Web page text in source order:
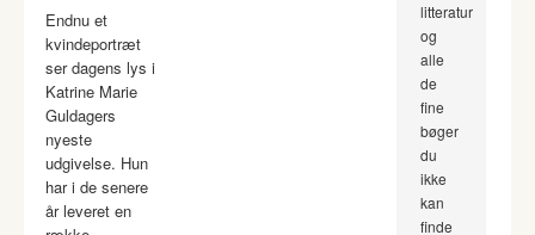
Endnu et
kvindeportræt
ser dagens lys i
Katrine Marie
Guldagers
nyeste
udgivelse. Hun
har i de senere
år leveret en
litteratur
og
alle
de
fine
bøger
du
ikke
kan
finde